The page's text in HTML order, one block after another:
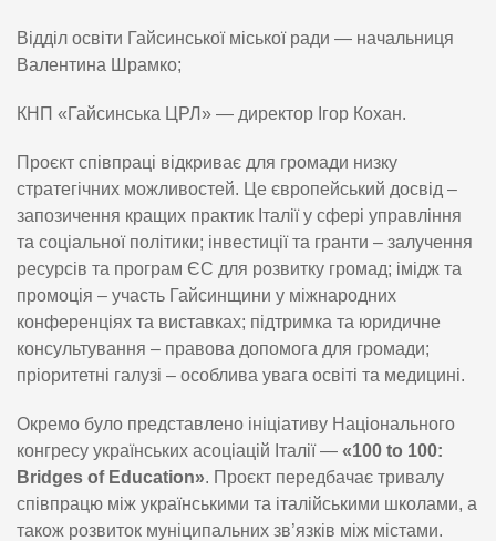
Відділ освіти Гайсинської міської ради — начальниця
Валентина Шрамко;
КНП «Гайсинська ЦРЛ» — директор Ігор Кохан.
Проєкт співпраці відкриває для громади низку
стратегічних можливостей. Це європейський досвід –
запозичення кращих практик Італії у сфері управління
та соціальної політики; інвестиції та гранти – залучення
ресурсів та програм ЄС для розвитку громад; імідж та
промоція – участь Гайсинщини у міжнародних
конференціях та виставках; підтримка та юридичне
консультування – правова допомога для громади;
пріоритетні галузі – особлива увага освіті та медицині.
Окремо було представлено ініціативу Національного
конгресу українських асоціацій Італії — «100 to 100:
Bridges of Education». Проєкт передбачає тривалу
співпрацю між українськими та італійськими школами, а
також розвиток муніципальних зв’язків між містами.